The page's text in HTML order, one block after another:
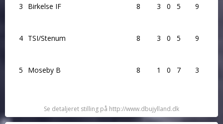
3 Birkelse IF 8 3 0 5 9
4 TSI/Stenum 8 3 0 5 9
5 Moseby B 8 1 0 7 3
Se detaljeret stilling på http://www.dbujylland.dk